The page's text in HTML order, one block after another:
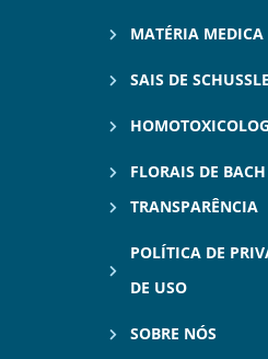
MATÉRIA MEDICA
SAIS DE
FLORAIS DE BACH
TRANSPARÊNCIA
POLÍTICA DE
DE USO
SOBRE NÓS